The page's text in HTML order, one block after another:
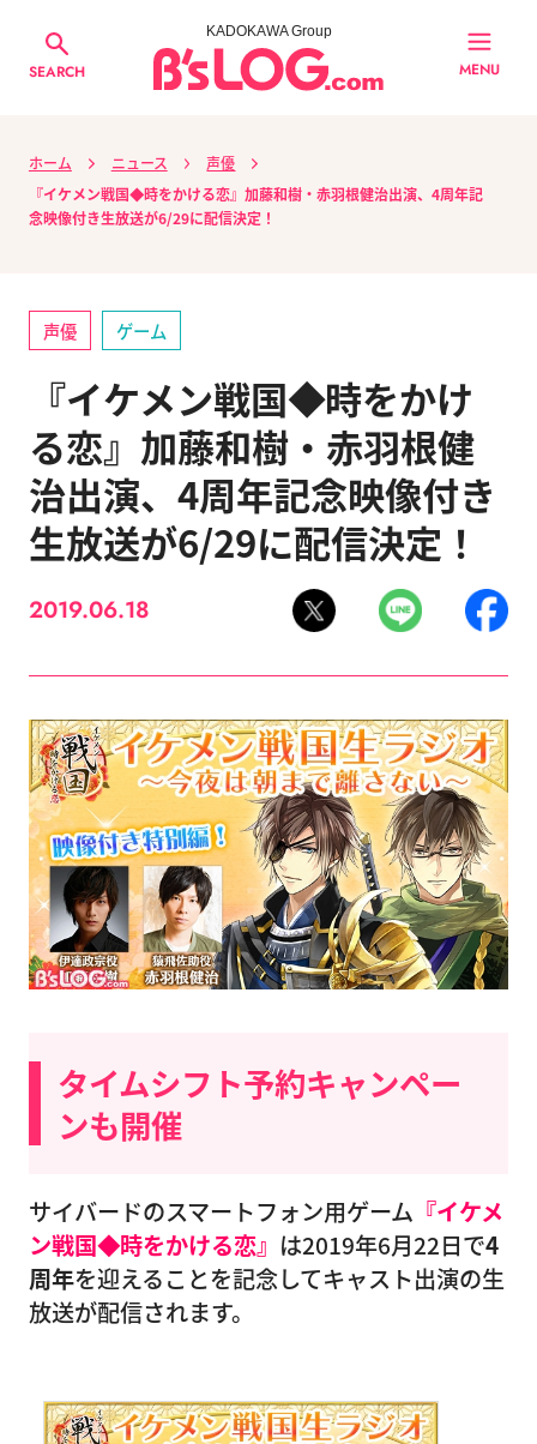
SEARCH
KADOKAWA Group
MENU
ホーム ニュース
声優
『イケメン戦国◆時をかける恋』加藤和樹・赤羽根健治出演、4周年記
念映像付き生放送が6/29に配信決定！
声優 ゲーム
『イケメン戦国◆時をかけ
る恋』加藤和樹・赤羽根健
治出演、4周年記念映像付き
生放送が6/29に配信決定！
2019.06.18
タイムシフト予約キャンペー
ンも開催
サイバードのスマートフォン用ゲーム 『イケメ
ン戦国◆時をかける恋』 は2019年6月22日で4
周年を迎えることを記念してキャスト出演の生
放送が配信されます。